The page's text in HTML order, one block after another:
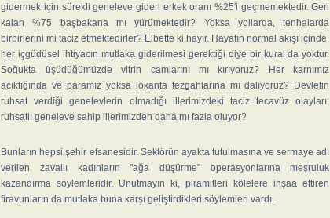
gidermek için sürekli geneleve giden erkek oranı %25'i geçmemektedir. Geri
kalan %75 başbakana mı yürümektedir? Yoksa yollarda, tenhalarda
birbirlerini mi taciz etmektedirler? Elbette ki hayır. Hayatın normal akışı içinde,
her içgüdüsel ihtiyacın mutlaka giderilmesi gerektiği diye bir kural da yoktur.
Soğukta üşüdüğümüzde vitrin camlarını mı kırıyoruz? Her karnımız
acıktığında ve paramız yoksa lokanta tezgahlarına mı dalıyoruz? Devletin
ruhsat verdiği genelevlerin olmadığı illerimizdeki taciz tecavüz olayları,
ruhsatlı geneleve sahip illerimizden daha mı fazla oluyor?
Bunların hepsi şehir efsanesidir. Sektörün ayakta tutulmasına ve sermaye adı
verilen zavallı kadınların "ağa düşürme" operasyonlarına meşruluk
kazandırma söylemleridir. Unutmayın ki, piramitleri kölelere inşaa ettiren
firavunların da mutlaka buna karşı geliştirdikleri söylemleri vardı.